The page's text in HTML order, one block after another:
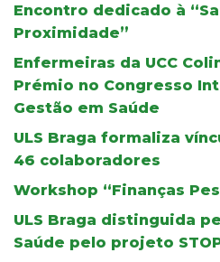
Encontro dedicado à
Proximidade”
Enfermeiras da UCC
Prémio no Congresso
Gestão em Saúde
ULS Braga formaliza
46 colaboradores
Workshop “Finanças
ULS Braga distinguida
Saúde pelo projeto